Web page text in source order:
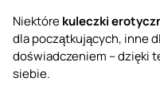
Niektórekuleczki
dla początkujących, inne
doświadczeniem – dzięki
siebie.